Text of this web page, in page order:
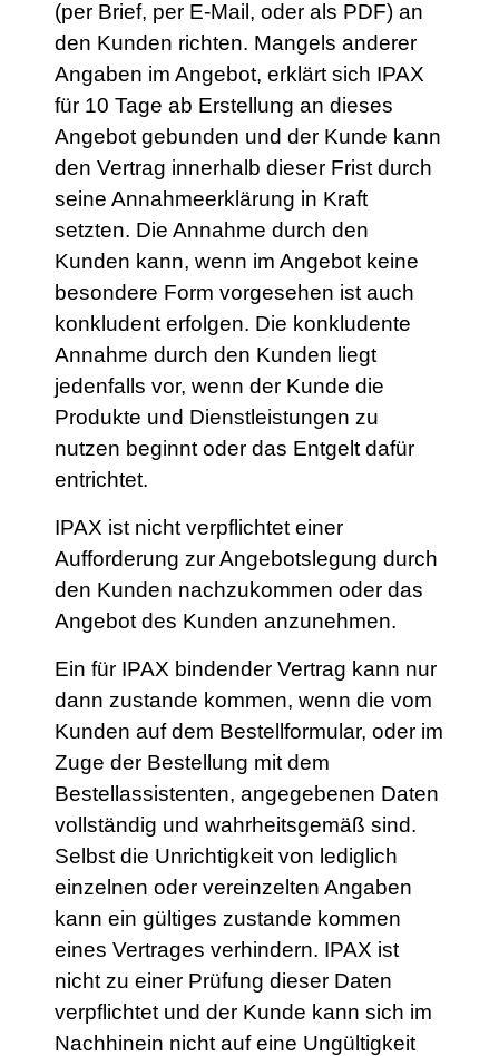
(per Brief, per E-Mail, oder als PDF) an
den Kunden richten. Mangels anderer
Angaben im Angebot, erklärt sich IPAX
für 10 Tage ab Erstellung an dieses
Angebot gebunden und der Kunde kann
den Vertrag innerhalb dieser Frist durch
seine Annahmeerklärung in Kraft
setzten. Die Annahme durch den
Kunden kann, wenn im Angebot keine
besondere Form vorgesehen ist auch
konkludent erfolgen. Die konkludente
Annahme durch den Kunden liegt
jedenfalls vor, wenn der Kunde die
Produkte und Dienstleistungen zu
nutzen beginnt oder das Entgelt dafür
entrichtet.
IPAX ist nicht verpflichtet einer
Aufforderung zur Angebotslegung durch
den Kunden nachzukommen oder das
Angebot des Kunden anzunehmen.
Ein für IPAX bindender Vertrag kann nur
dann zustande kommen, wenn die vom
Kunden auf dem Bestellformular, oder im
Zuge der Bestellung mit dem
Bestellassistenten, angegebenen Daten
vollständig und wahrheitsgemäß sind.
Selbst die Unrichtigkeit von lediglich
einzelnen oder vereinzelten Angaben
kann ein gültiges zustande kommen
eines Vertrages verhindern. IPAX ist
nicht zu einer Prüfung dieser Daten
verpflichtet und der Kunde kann sich im
Nachhinein nicht auf eine Ungültigkeit